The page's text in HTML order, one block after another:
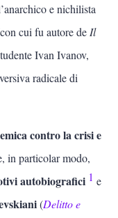
e nichilista
cui fu autore de Il
Ivan Ivanov,
radicale di
contro la crisi e
in particolar modo,
autobiografici 1 e
(Delitto e